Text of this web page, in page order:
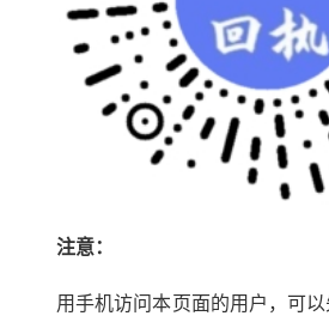
注意：
用手机访问本页面的用户，可